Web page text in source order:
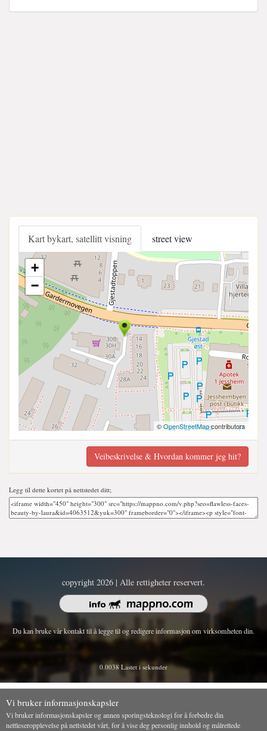
Kart bykart, satellitt visning street view
+
−
©OpenStreetMapcontributors
Veibeskrivelse & Hvordan kommer jeg hit?
Legg til dette kortet på nettstedet ditt;
copyright 2026 | Alle rettigheter reservert.
Du kan bruke vår kontakt til å legge til og redigere informasjon om virksomheten din.
0.0038 Lastet i sekunder
Vi bruker informasjonskapsler
Vi bruker informasjonskapsler og annen sporingsteknologi for å forbedre din
nettleseropplevelse på nettstedet vårt, for å vise deg personlig innhold og målrettede